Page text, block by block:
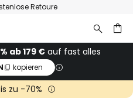
Retoure
ab 179 € auf fast alles
kopieren
zu -70%